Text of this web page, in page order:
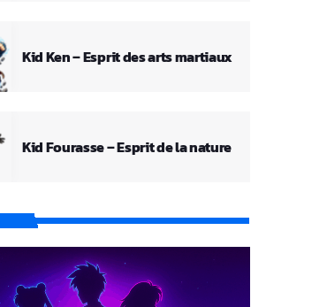
Kid Ken – Esprit des arts martiaux
Kid Fourasse – Esprit de la nature